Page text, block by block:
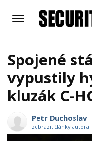
Spojené
vypustily
kluzák C-
Petr Duchoslav
zobrazit články autora